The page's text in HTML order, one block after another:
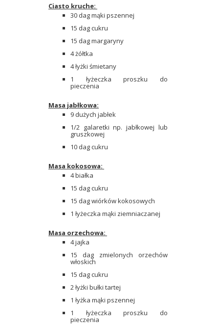
Ciasto kruche:
30 dag mąki pszennej
15 dag cukru
15 dag margaryny
4 żółtka
4 łyżki śmietany
1 łyżeczka proszku do
pieczenia
Masa jabłkowa:
9 dużych jabłek
1/2 galaretki np. jabłkowej lub
gruszkowej
10 dag cukru
Masa kokosowa:
4 białka
15 dag cukru
15 dag wiórków kokosowych
1 łyżeczka mąki ziemniaczanej
Masa orzechowa:
4 jajka
15 dag zmielonych orzechów
włoskich
15 dag cukru
2 łyżki bułki tartej
1 łyżka mąki pszennej
1 łyżeczka proszku do
pieczenia